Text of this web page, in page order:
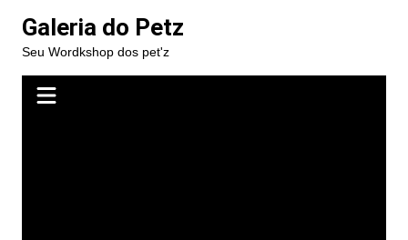
para
conteúdo
Galeria do Petz
Seu Wordkshop dos pet'z